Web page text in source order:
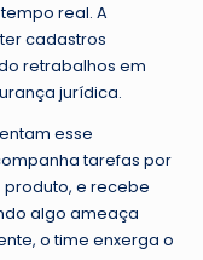
real. A
cadastros
retrabalhos em
jurídica.
esse
tarefas por
produto, e recebe
algo ameaça
o time enxerga o